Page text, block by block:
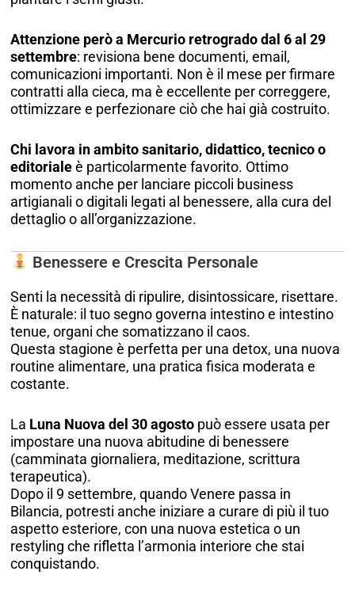
Attenzione però a Mercurio retrogrado dal 6 al 29
settembre: revisiona bene documenti, email,
comunicazioni importanti. Non è il mese per firmare
contratti alla cieca, ma è eccellente per correggere,
ottimizzare e perfezionare ciò che hai già costruito.
Chi lavora in ambito sanitario, didattico, tecnico o
editorialeè particolarmente favorito. Ottimo
momento anche per lanciare piccoli business
artigianali o digitali legati al benessere, alla cura del
dettaglio o all’organizzazione.
Benessere e Crescita Personale
Senti la necessità di ripulire, disintossicare, risettare.
È naturale: il tuo segno governa intestino e intestino
tenue, organi che somatizzano il caos.
Questa stagione è perfetta per una detox, una nuova
routine alimentare, una pratica fisica moderata e
costante.
La Luna Nuova del 30 agosto può essere usata per
impostare una nuova abitudine di benessere
(camminata giornaliera, meditazione, scrittura
terapeutica).
Dopo il 9 settembre, quando Venere passa in
Bilancia, potresti anche iniziare a curare di più il tuo
aspetto esteriore, con una nuova estetica o un
restyling che rifletta l’armonia interiore che stai
conquistando.